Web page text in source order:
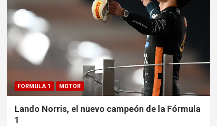
FORMULA 1 MOTOR
Lando Norris, el nuevo campeón de la Fórmula
1